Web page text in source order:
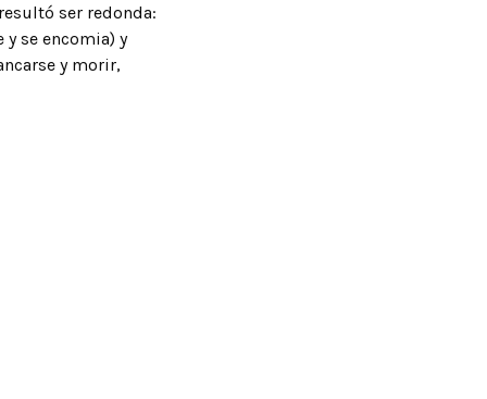
ser redonda:
se encomia) y
y morir,